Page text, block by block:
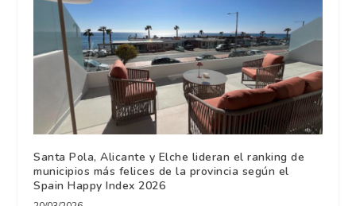
Santa Pola, Alicante y Elche lideran el ranking de
municipios más felices de la provincia según el
Spain Happy Index 2026